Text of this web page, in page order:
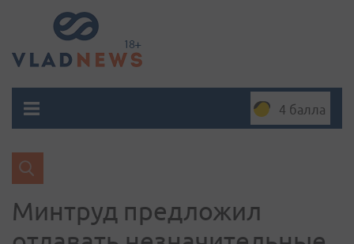
4 балла
Минтруд предложил